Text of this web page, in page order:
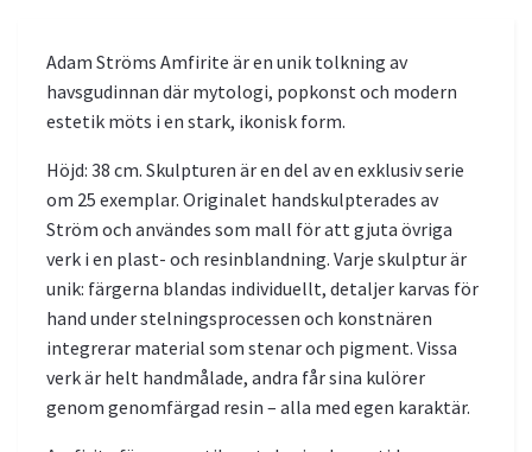
Adam Ströms Amfirite är en unik tolkning av
havsgudinnan där mytologi, popkonst och modern
estetik möts i en stark, ikonisk form.
Höjd: 38 cm. Skulpturen är en del av en exklusiv serie
om 25 exemplar. Originalet handskulpterades av
Ström och användes som mall för att gjuta övriga
verk i en plast- och resinblandning. Varje skulptur är
unik: färgerna blandas individuellt, detaljer karvas för
hand under stelningsprocessen och konstnären
integrerar material som stenar och pigment. Vissa
verk är helt handmålade, andra får sina kulörer
genom genomfärgad resin – alla med egen karaktär.